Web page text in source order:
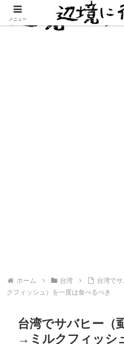
ホーム 台湾
台湾で
クフィッシュ）を一度は食べるべき
台湾でサバヒー（
→ミルクフィッシ
メニュー